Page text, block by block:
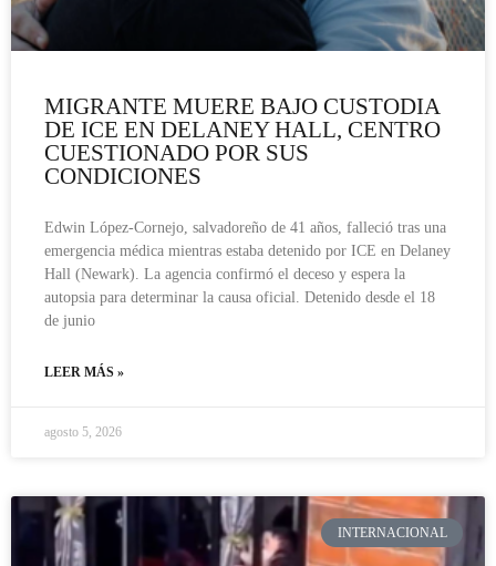
MIGRANTE MUERE BAJO CUSTODIA
DE ICE EN DELANEY HALL, CENTRO
CUESTIONADO POR SUS
CONDICIONES
Edwin López-Cornejo, salvadoreño de 41 años, falleció tras una
emergencia médica mientras estaba detenido por ICE en Delaney
Hall (Newark). La agencia confirmó el deceso y espera la
autopsia para determinar la causa oficial. Detenido desde el 18
de junio
LEER MÁS »
agosto 5, 2026
INTERNACIONAL